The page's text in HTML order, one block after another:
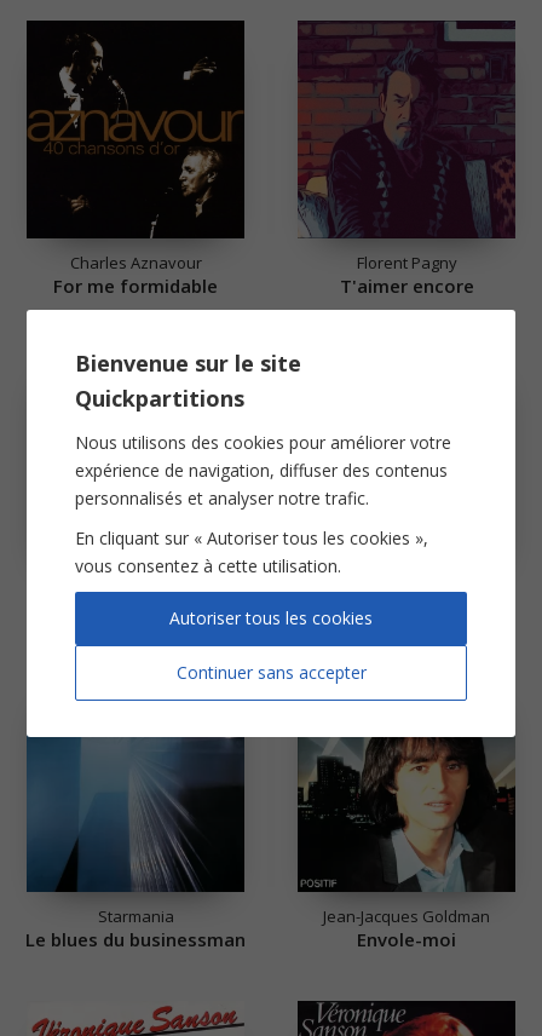
Charles Aznavour
For me formidable
Florent Pagny
T'aimer encore
Téléphone
Un autre monde
Jeanne Moreau
Le tourbillon
Starmania
Le blues du businessman
Jean-Jacques Goldman
Envole-moi
Bienvenue sur le site
Quickpartitions
Nous utilisons des cookies pour améliorer votre
expérience de navigation, diffuser des contenus
personnalisés et analyser notre trafic.
En cliquant sur « Autoriser tous les cookies »,
vous consentez à cette utilisation.
Continuer sans accepter
Autoriser tous les cookies